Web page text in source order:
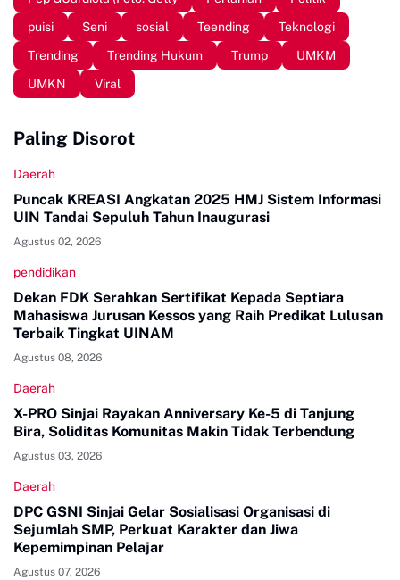
puisi
Seni sosial Teending
Teknologi
Trending
Trending Hukum Trump
UMKM
UMKN
Viral
Paling Disorot
Daerah
Puncak KREASI Angkatan 2025 HMJ Sistem Informasi
UIN Tandai Sepuluh Tahun Inaugurasi
Agustus 02, 2026
pendidikan
Dekan FDK Serahkan Sertifikat Kepada Septiara
Mahasiswa Jurusan Kessos yang Raih Predikat Lulusan
Terbaik Tingkat UINAM
Agustus 08, 2026
Daerah
X-PRO Sinjai Rayakan Anniversary Ke-5 di Tanjung
Bira, Soliditas Komunitas Makin Tidak Terbendung
Agustus 03, 2026
Daerah
DPC GSNI Sinjai Gelar Sosialisasi Organisasi di
Sejumlah SMP, Perkuat Karakter dan Jiwa
Kepemimpinan Pelajar
Agustus 07, 2026